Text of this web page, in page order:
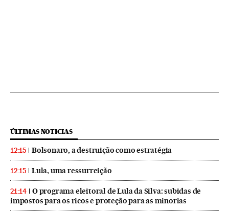
ÚLTIMAS NOTICIAS
12:15 Bolsonaro, a destruição como estratégia
12:15 Lula, uma ressurreição
21:14
O programa eleitoral de Lula da Silva: subidas de
impostos para os ricos e proteção para as minorias